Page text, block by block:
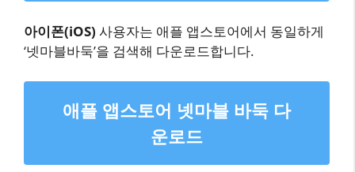
아이폰(iOS) 사용자는 애플 앱스토어에서 동일하게
‘넷마블바둑’을 검색해 다운로드합니다.
애플 앱스토어 넷마블 바둑 다
운로드